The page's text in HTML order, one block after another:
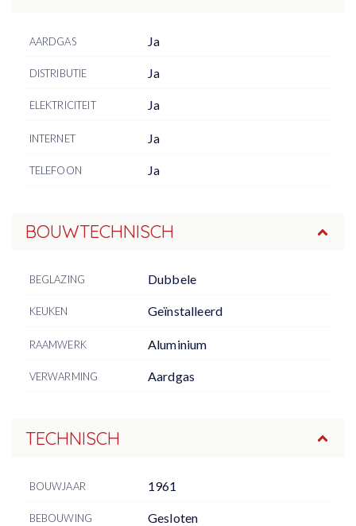
AARDGAS Ja
DISTRIBUTIE Ja
ELEKTRICITEIT Ja
INTERNET Ja
TELEFOON Ja
BOUWTECHNISCH
BEGLAZING Dubbele
KEUKEN Geïnstalleerd
RAAMWERK Aluminium
VERWARMING Aardgas
TECHNISCH
BOUWJAAR 1961
BEBOUWING Gesloten